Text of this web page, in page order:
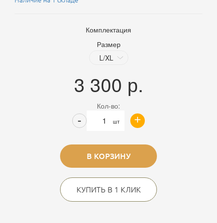
Комплектация
Размер
3 300 р.
Кол-во:
шт +
-
В КОРЗИНУ
КУПИТЬ В 1 КЛИК